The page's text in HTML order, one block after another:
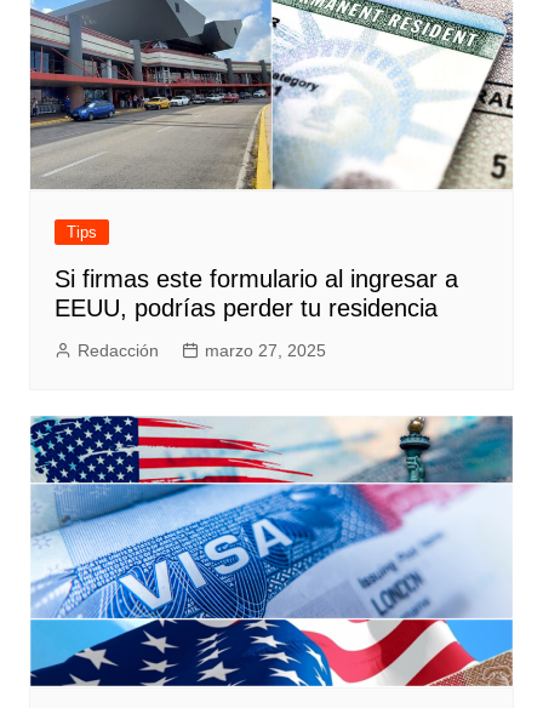
Tips
Si firmas este formulario al ingresar a
EEUU, podrías perder tu residencia
Redacción marzo 27, 2025